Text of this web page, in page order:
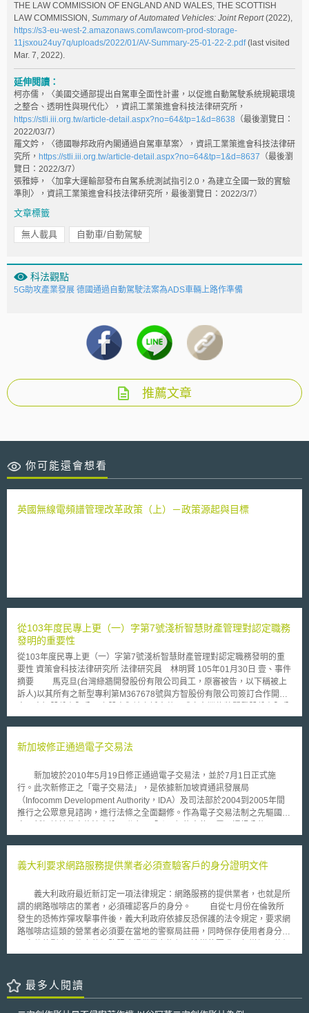
THE LAW COMMISSION OF ENGLAND AND WALES, THE SCOTTISH
LAW COMMISSION, Summary of Automated Vehicles: Joint Report(2022),
https://s3-eu-west-2.amazonaws.com/lawcom-prod-storage-
11jsxou24uy7q/uploads/2022/01/AV-Summary-25-01-22-2.pdf(last visited
Mar. 7, 2022).
延伸閱讀：
柯亦儒，〈美國交通部提出自駕車全面性計畫，以促進自動駕駛系統規範環境
之整合、透明性與現代化〉，資訊工業策進會科技法律研究所，
https://stli.iii.org.tw/article-detail.aspx?no=64&tp=1&d=8638 （最後瀏覽日：
2022/03/7）
羅文妗，〈德國聯邦政府內閣通過自駕車草案〉，資訊工業策進會科技法律研
究所， https://stli.iii.org.tw/article-detail.aspx?no=64&tp=1&d=8637 （最後瀏
覽日：2022/3/7）
張雅婷，〈加拿大運輸部發布自駕系統測試指引2.0，為建立全國一致的實驗
準則〉，資訊工業策進會科技法律研究所，最後瀏覽日：2022/3/7）
文章標籤
無人載具 自動車/自動駕駛
科法觀點
5G助攻產業發展 德國通過自動駕駛法案為ADS車輛上路作準備
推薦文章
你可能還會想看
英國無線電頻譜管理改革政策（上）－政策源起與目標
從103年度民專上更（一）字第7號淺析智慧財產管理對認定職務
發明的重要性
從103年度民專上更（一）字第7號淺析智慧財產管理對認定職務發明的重
要性 資策會科技法律研究所 法律研究員 林明賢 105年01月30日 壹、事件
摘要 馬克旦(台灣綠牆開發股份有限公司員工，原審被告，以下稱被上
訴人)以其所有之新型專利第M367678號與方智股份有限公司簽訂合作開發
司(原審原告，以下稱上訴人)。被上訴人將新型專利第Ｍ367678號授權予上
研發成果由雙方共享。被上訴人於就職期間逕行在台灣申請並取得新型專利
專利CN202026637U號。上訴人請求法院確認台灣新型專利第Ｍ417768號
及中國大陸實用新型專利CN202026637U號(以下簡稱系爭專利)為上訴人與
被上訴人共有。 貳、本案重點說明[1] 一、上訴人可循民事訴訟程序請求認
定專利申請權及專利權歸屬 有關專利申請人的變更，專利申請人能否
提起確認之訴？主要考量論點有二說：（一）行政法構造論；（二）利益考
銷，或尋舉發之程序予以撤銷專利權。真正專利權人不能用確認訴訟的方式
利權人。 本案法院認為因僱傭關係而生專利申請權及專利權歸屬之爭
決確定後，即可附具該確定判決，向專利專責機關申請變更權利人名義[3]。
二、系爭專利為兩造所共有 本案系爭專利授權書第4條記載：「甲方
（按：即馬○旦）如使用乙方（按：即綠○公司）資源進行研發，研發成果由
雙方共享之」。雙方的締約真意在於若被上訴人研發之專利有使用上訴人資
源，則該專利須登記為雙方共有。法院認定系爭專利係利用上訴人資源所研
發，依前開系爭專利授權書第4條及兩造訂約真意，系爭專利應登記為兩造
務發明的定義主要規定在專利法第7條第2項[4]，職務發明係指受雇人於僱
傭關係中之工作所完成之發明、新型或設計。我國智慧財產局公布之專利逐
新加坡修正通過電子交易法
新加坡於2010年5月19日修正通過電子交易法，並於7月1日正式施
行。此次新修正之「電子交易法」，是依據新加坡資通訊發展局
（Infocomm Development Authority，IDA）及司法部於2004到2005年間
推行之公眾意見諮詢，進行法條之全面翻修。作為電子交易法制之先驅國
（United Nations Convention on the Use of Electronic Communications
訊及交易以相同之法律模式加以運作。 該法之修正係為因應新加坡電
信賴之資通訊中心。此次修正重點如下： 一、參照聯合國「跨國契約中使
用電子通訊公約」之規定，調整電子簽章之要件以及對於收發電子文件時間
與地點之認定。納入以自動處理訊息系統做為契約訂立之方式，以電子文件
作為正本以取代實體書面之正本文件，並就電子交易中要約之引誘以及電子
通訊中發生錯誤時之解決方式加以規定，使新加坡之法律制度能與國際電子
府服務。 三、對憑證管理中心之規範採用技術中立的認證架構，未來憑證
管理中心不一定要使用公開金鑰基礎建設（Public Key Infrastructure，
義大利要求網路服務提供業者必須查驗客戶的身分證明文件
義大利政府最近新訂定一項法律規定：網路服務的提供業者，也就是所
謂的網路咖啡店的業者，必須確認客戶的身分。 自從七月份在倫敦所
發生的恐怖炸彈攻擊事件後，義大利政府依據反恐保護的法令規定，要求網
路咖啡店這類的營業者必須要在當地的警察局註冊，同時保存使用者身分證
的工作成本，也影響到他們的生意。網路咖啡業者指出，大部份上網咖的客
件，要不然就是不願意主動的配合查驗身分。事實上，多數的使用者都只提
供其姓名，而並沒有提供護照文件的號碼，至於照片影本的提供更是少數中
最多人閱讀